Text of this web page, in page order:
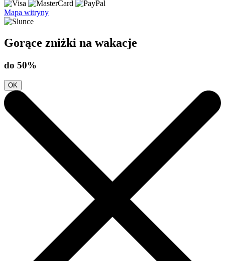
Mapa witryny
Gorące zniżki na wakacje
do 50%
OK